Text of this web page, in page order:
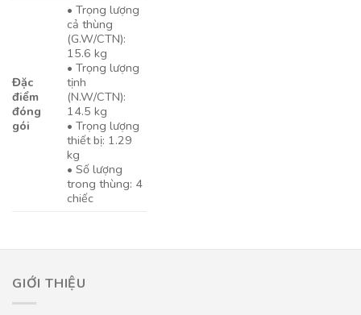
Đặc
điểm
đóng
gói
• Trọng lượng
cả thùng
(G.W/CTN):
15.6 kg
• Trọng lượng
tịnh
(N.W/CTN):
14.5 kg
• Trọng lượng
thiết bị: 1.29
kg
• Số lượng
trong thùng: 4
chiếc
GIỚI THIỆU